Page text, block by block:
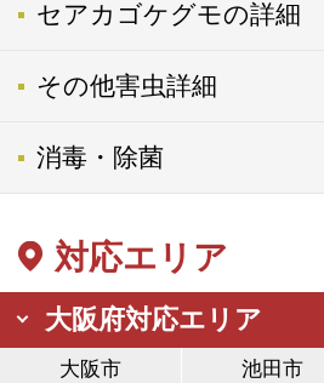
セアカゴケグモの詳細
その他害虫詳細
消毒・除菌
対応エリア
大阪府対応エリア
大阪市 池田市